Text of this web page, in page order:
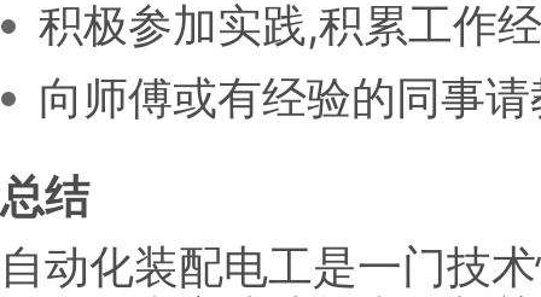
积极参加实践,积累工作
向师傅或有经验的同事
总结
自动化装配电工是一门技